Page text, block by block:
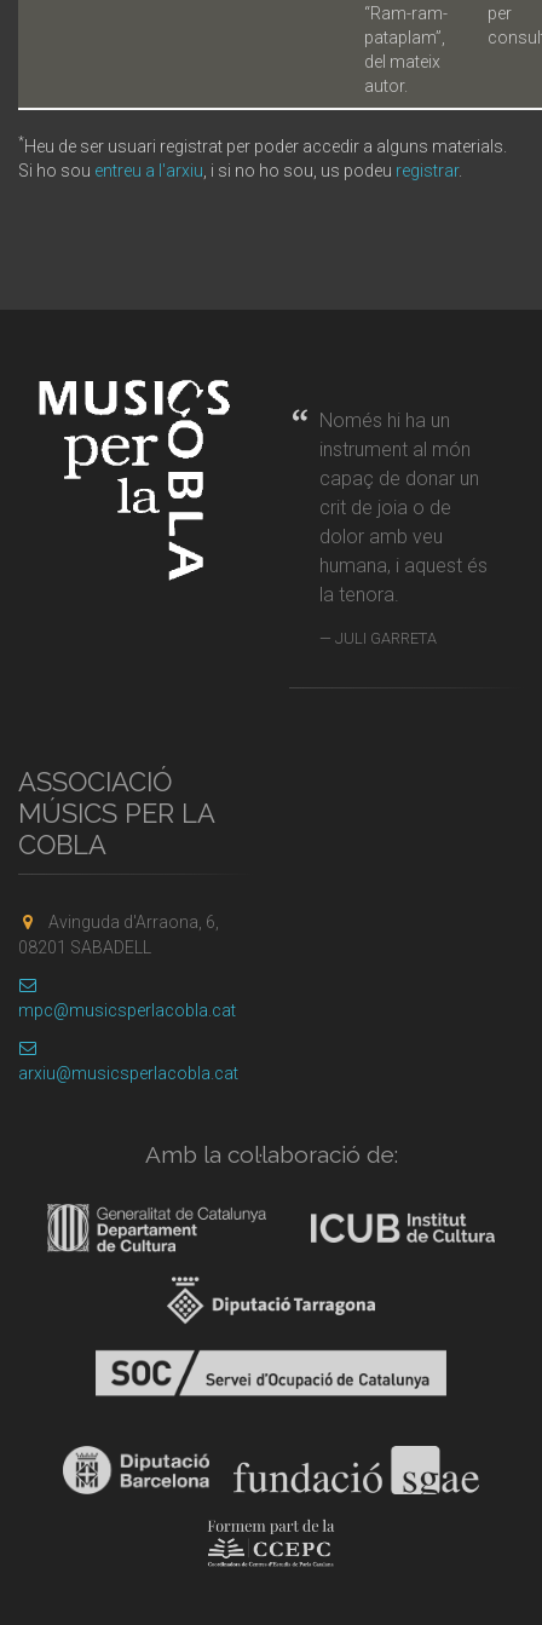
“Ram-ram-
pataplam”,
del mateix
autor.
per
*Heu de ser usuari registrat per poder accedir a alguns materials.
Si ho sou entreu a l'arxiu , i si no ho sou, us podeu registrar.
Només hi ha un
instrument al món
capaç de donar un
crit de joia o de
dolor amb veu
humana, i aquest és
la tenora.
JULI GARRETA
ASSOCIACIÓ
MÚSICS PER LA
COBLA
Avinguda d'Arraona, 6,
08201 SABADELL
mpc@musicsperlacobla.cat
arxiu@musicsperlacobla.cat
Amb la col·laboració de: